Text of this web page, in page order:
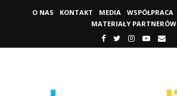
O NAS KONTAKT MEDIA WSPÓŁPRACA
MATERIAŁY PARTNERÓW